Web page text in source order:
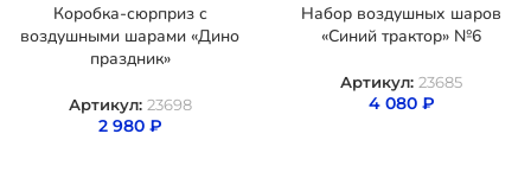
Коробка-сюрприз с
воздушными шарами «Дино
праздник»
Артикул: 23698
2 980 ₽
Набор воздушных шаров
«Синий трактор» №6
Артикул: 23685
4 080 ₽